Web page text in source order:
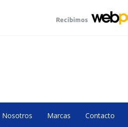
Nosotros Marcas Contacto